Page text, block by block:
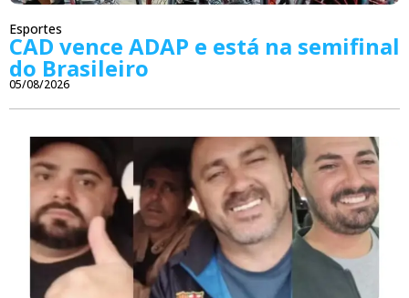
Esportes
CAD vence ADAP e está na semifinal
do Brasileiro
05/08/2026